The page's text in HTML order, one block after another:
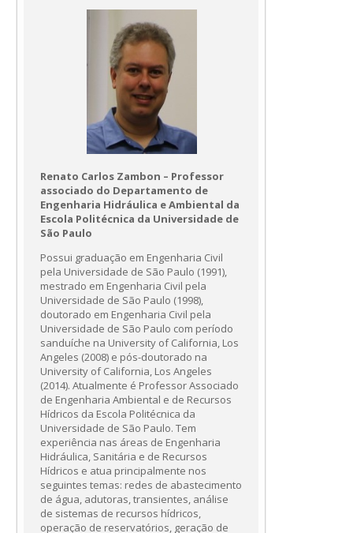
Renato Carlos Zambon – Professor
associado do Departamento de
Engenharia Hidráulica e Ambiental da
Escola Politécnica da Universidade de
São Paulo
Possui graduação em Engenharia Civil
pela Universidade de São Paulo (1991),
mestrado em Engenharia Civil pela
Universidade de São Paulo (1998),
doutorado em Engenharia Civil pela
Universidade de São Paulo com período
sanduíche na University of California, Los
Angeles (2008) e pós-doutorado na
University of California, Los Angeles
(2014). Atualmente é Professor Associado
de Engenharia Ambiental e de Recursos
Hídricos da Escola Politécnica da
Universidade de São Paulo. Tem
experiência nas áreas de Engenharia
Hidráulica, Sanitária e de Recursos
Hídricos e atua principalmente nos
seguintes temas: redes de abastecimento
de água, adutoras, transientes, análise
de sistemas de recursos hídricos,
operação de reservatórios, geração de